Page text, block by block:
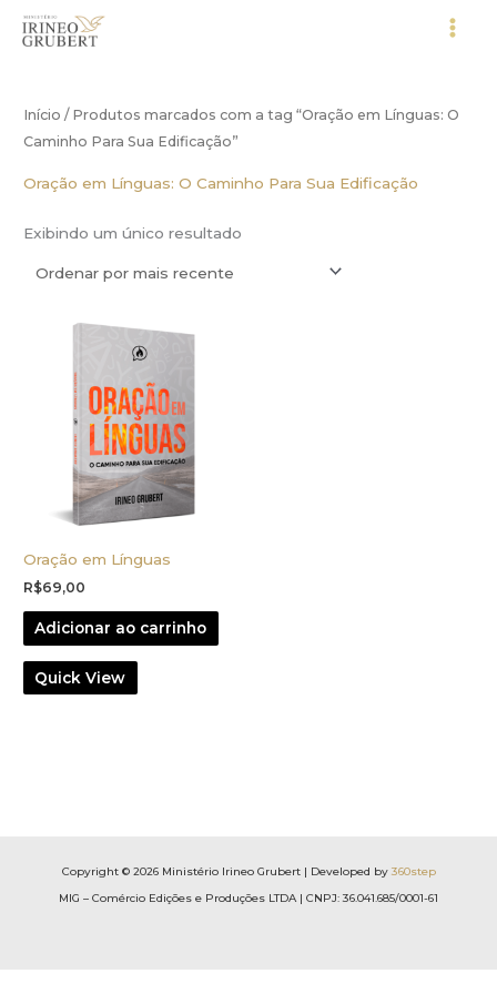
para
Início / Produtos marcados com a tag “Oração em Línguas: O
Caminho Para Sua Edificação”
Oração em Línguas: O Caminho Para Sua Edificação
Exibindo um único resultado
Oração em Línguas
R$69,00
Adicionar ao carrinho
Quick View
Copyright © 2026 Ministério Irineo Grubert | Developed by 360step
MIG – Comércio Edições e Produções LTDA | CNPJ: 36.041.685/0001-61